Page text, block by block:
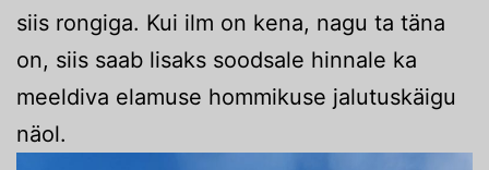
siis rongiga. Kui ilm on kena, nagu ta täna
on, siis saab lisaks soodsale hinnale ka
meeldiva elamuse hommikuse jalutuskäigu
näol.